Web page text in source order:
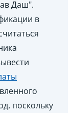
Даш".
в
поскольку